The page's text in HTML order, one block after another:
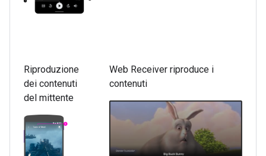
Riproduzione
dei contenuti
del mittente
Web Receiver riproduce i
contenuti